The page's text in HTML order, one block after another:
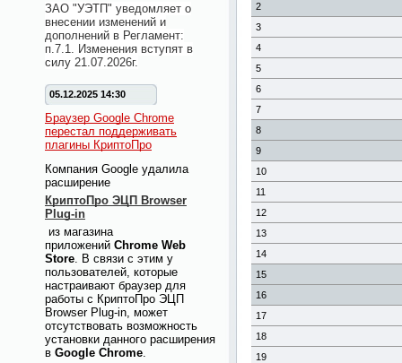
ЗАО "УЭТП" уведомляет о
внесении изменений и
дополнений в Регламент:
п.7.1. Изменения вступят в
силу 21.07.2026г.
05.12.2025 14:30
Браузер Google Chrome
перестал поддерживать
плагины КриптоПро
Компания Google удалила
расширение
КриптоПро ЭЦП Browser
Plug-in
из магазина
приложений Chrome Web
Store. В связи с этим у
пользователей, которые
настраивают браузер для
работы с КриптоПро ЭЦП
Browser Plug-in, может
отсутствовать возможность
установки данного расширения
в Google Chrome.
2
3
4
5
6
7
8
9
10
11
12
13
14
15
16
17
18
19